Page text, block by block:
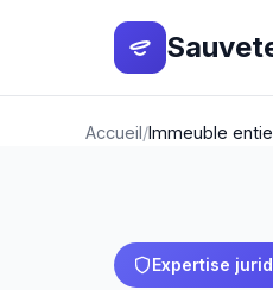
Accueil Immeuble
Expertise